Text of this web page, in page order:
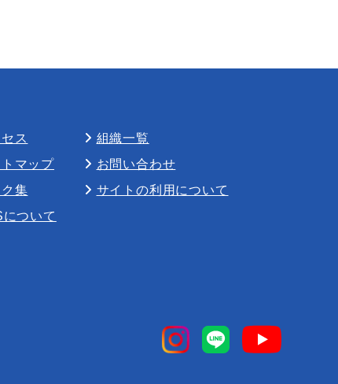
ス
組織一覧
マップ
お問い合わせ
集
サイトの利用について
について